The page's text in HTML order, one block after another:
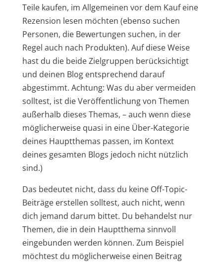
Teile kaufen, im Allgemeinen vor dem Kauf eine
Rezension lesen möchten (ebenso suchen
Personen, die Bewertungen suchen, in der
Regel auch nach Produkten). Auf diese Weise
hast du die beide Zielgruppen berücksichtigt
und deinen Blog entsprechend darauf
abgestimmt. Achtung: Was du aber vermeiden
solltest, ist die Veröffentlichung von Themen
außerhalb dieses Themas, – auch wenn diese
möglicherweise quasi in eine Über-Kategorie
deines Hauptthemas passen, im Kontext
deines gesamten Blogs jedoch nicht nützlich
sind.)
Das bedeutet nicht, dass du keine Off-Topic-
Beiträge erstellen solltest, auch nicht, wenn
dich jemand darum bittet. Du behandelst nur
Themen, die in dein Hauptthema sinnvoll
eingebunden werden können. Zum Beispiel
möchtest du möglicherweise einen Beitrag